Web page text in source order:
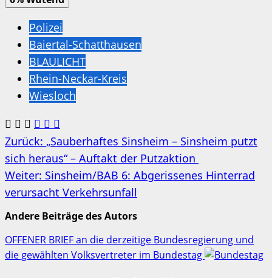
Polizei
Baiertal-Schatthausen
BLAULICHT
Rhein-Neckar-Kreis
Wiesloch
Beitragsnavigation
Zurück: „Sauberhaftes Sinsheim – Sinsheim putzt
sich heraus“ – Auftakt der Putzaktion
Weiter: Sinsheim/BAB 6: Abgerissenes Hinterrad
verursacht Verkehrsunfall
Andere Beiträge des Autors
OFFENER BRIEF an die derzeitige Bundesregierung und
die gewählten Volksvertreter im Bundestag